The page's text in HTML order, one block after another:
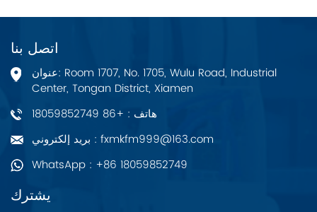
اتصل بنا
عنوان: Room 1707, No. 1705, Wulu Road, Industrial
Center, Tongan District, Xiamen
هاتف : +86 18059852749
بريد إلكتروني : fxmkfm999@163.com
WhatsApp : +86 18059852749
يشترك